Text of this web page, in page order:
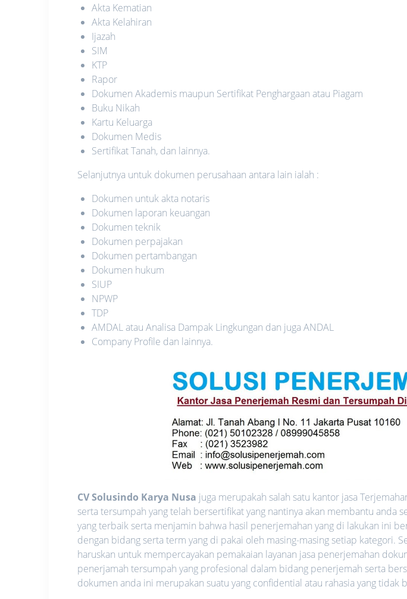
Akta Kematian
Akta Kelahiran
Ijazah
SIM
KTP
Rapor
Dokumen Akademis maupun Sertifikat Penghargaan atau Piagam
Buku Nikah
Kartu Keluarga
Dokumen Medis
Sertifikat Tanah, dan lainnya.
Selanjutnya untuk dokumen perusahaan antara lain ialah :
Dokumen untuk akta notaris
Dokumen laporan keuangan
Dokumen teknik
Dokumen perpajakan
Dokumen pertambangan
Dokumen hukum
SIUP
NPWP
TDP
AMDAL atau Analisa Dampak Lingkungan dan juga ANDAL
Company Profile dan lainnya.
CV Solusindo Karya Nusa juga merupakah salah satu kantor jasa
serta tersumpah yang telah bersertifikat yang nantinya akan membantu anda
yang terbaik serta menjamin bahwa hasil penerjemahan yang di lakukan ini
dengan bidang serta term yang di pakai oleh masing-masing setiap kategori.
haruskan untuk mempercayakan pemakaian layanan jasa penerjemahan
penerjamah tersumpah yang profesional dalam bidang penerjemah serta
dokumen anda ini merupakan suatu yang confidential atau rahasia yang